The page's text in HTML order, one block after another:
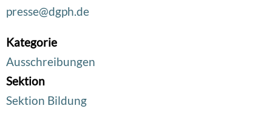
presse@dgph.de
Kategorie
Ausschreibungen
Sektion
Sektion Bildung